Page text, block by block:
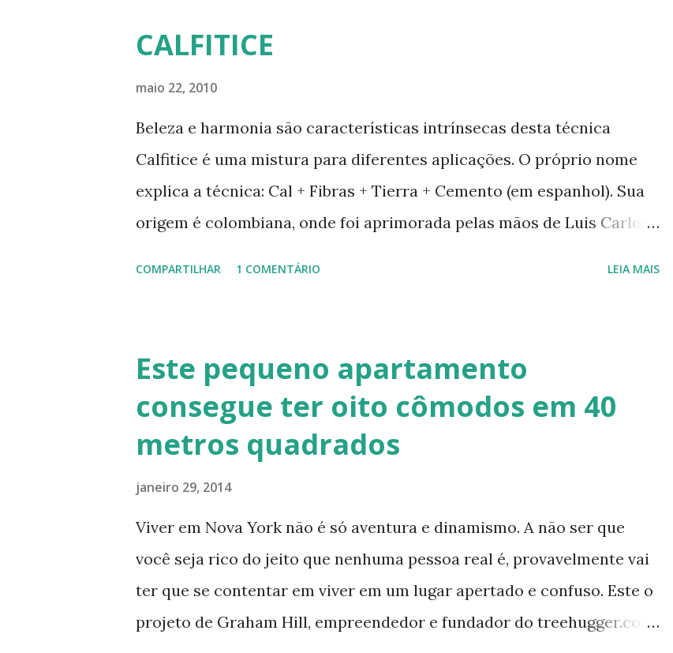
CALFITICE
maio 22, 2010
Beleza e harmonia são características intrínsecas desta técnica
Calfitice é uma mistura para diferentes aplicações. O próprio nome
explica a técnica: Cal + Fibras + Tierra + Cemento (em espanhol). Sua
origem é colombiana, onde foi aprimorada pelas mãos de Luis Carlos
vários usos: revestimentos de paredes (convencionais, de madeira ou
de terra), relevos artísticos, coberturas e também como estruturas.
Fonte: http://www.ecocentro.org/ Telhado em Calfitice Externo
COMPARTILHAR 1 COMENTÁRIO LEIA MAIS
Este pequeno apartamento
consegue ter oito cômodos em 40
metros quadrados
janeiro 29, 2014
Viver em Nova York não é só aventura e dinamismo. A não ser que
você seja rico do jeito que nenhuma pessoa real é, provavelmente vai
ter que se contentar em viver em um lugar apertado e confuso. Este o
projeto de Graham Hill, empreendedor e fundador do treehugger.com